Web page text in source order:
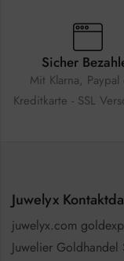
Sicher
Mit Klarna,
Kreditkarte - SSL
Juwelyx
juwelyx.com
Juwelier Goldhandel